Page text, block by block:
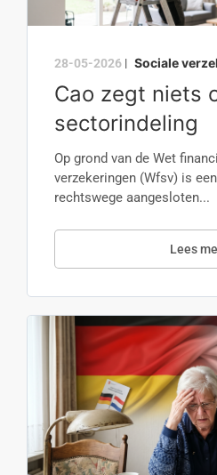
28-05-2026 | Sociale
Cao zegt niets
sectorindeling
Op grond van de Wet
verzekeringen (Wfsv) is
rechtswege aangesloten...
Lees